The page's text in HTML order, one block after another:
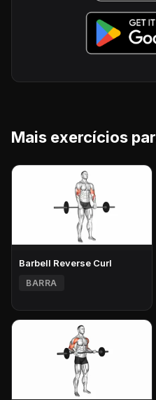
Mais exercícios
Barbell Reverse Curl
BARRA